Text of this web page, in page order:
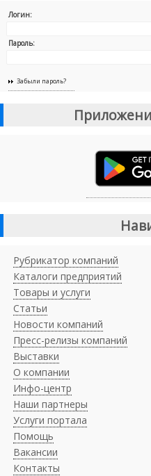
Логин:
Пароль:
Забыли пароль?
Рубрикатор компаний
Каталоги предприятий
Товары и услуги
Статьи
Новости компаний
Пресс-релизы компаний
Выставки
О компании
Инфо-центр
Наши партнеры
Услуги портала
Помощь
Вакансии
Контакты